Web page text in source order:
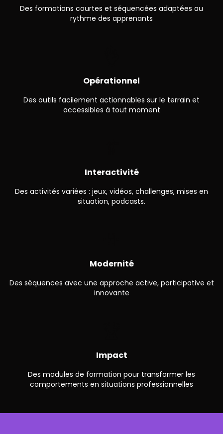
Des formations courtes et séquencées adaptées au
rythme des apprenants
Opérationnel
Des outils facilement actionnables sur le terrain et
accessibles à tout moment
Interactivité
Des activités variées : jeux, vidéos, challenges, mises en
situation, podcasts.
Modernité
Des séquences avec une approche active, participative et
innovante
Impact
Des modules de formation pour transformer les
comportements en situations professionnelles